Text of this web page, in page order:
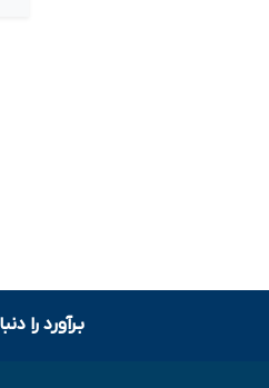
بـرآورد را